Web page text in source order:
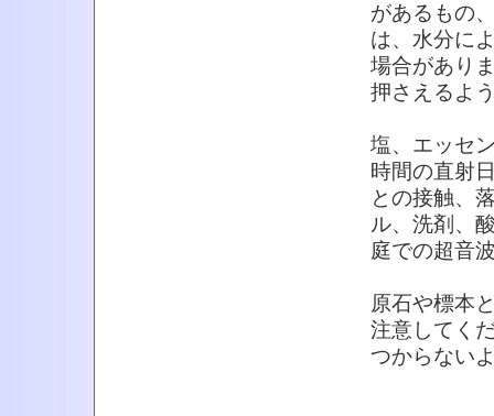
があるもの
は、水分に
場合があり
押さえるよ
塩、エッセ
時間の直射
との接触、
ル、洗剤、
庭での超音
原石や標本
注意してく
つからない